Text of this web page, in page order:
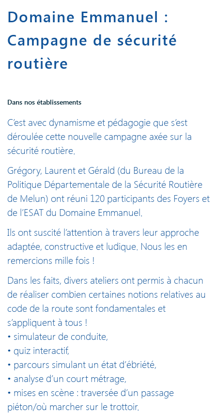
Domaine Emmanuel :
Campagne de sécurité
routière
Dans nos établissements
C’est avec dynamisme et pédagogie que s’est
déroulée cette nouvelle campagne axée sur la
sécurité routière.
Grégory, Laurent et Gérald (du Bureau de la
Politique Départementale de la Sécurité Routière
de Melun) ont réuni 120 participants des Foyers et
de l’ESAT du Domaine Emmanuel.
Ils ont suscité l’attention à travers leur approche
adaptée, constructive et ludique. Nous les en
remercions mille fois !
Dans les faits, divers ateliers ont permis à chacun
de réaliser combien certaines notions relatives au
code de la route sont fondamentales et
s’appliquent à tous !
• simulateur de conduite,
• quiz interactif,
• parcours simulant un état d’ébriété,
• analyse d’un court métrage,
• mises en scène : traversée d’un passage
piéton/où marcher sur le trottoir.